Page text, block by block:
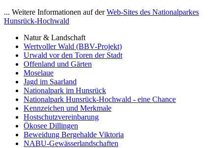
... Weitere Informationen auf derWeb-Sites des Nationalparkes
Hunsrück-Hochwald
Natur & Landschaft
Wertvoller Wald (BBV-Projekt)
Urwald vor den Toren der Stadt
Offenland und Gärten
Moselaue
Jagd im Saarland
Nationalpark im Hunsrück
Nationalpark Hunsrück-Hochwald - eine Chance
Kennzeichen und Merkmale
Hostschutzvereinbarung
Ökosee Dillingen
Beweidung Bergehalde Viktoria
NABU-Gewässerlandschaften